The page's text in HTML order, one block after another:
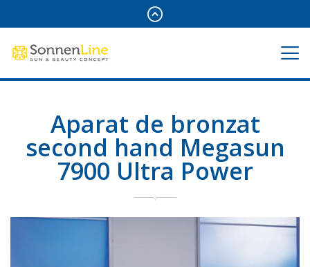
Aparat de bronzat
second hand Megasun
7900 Ultra Power